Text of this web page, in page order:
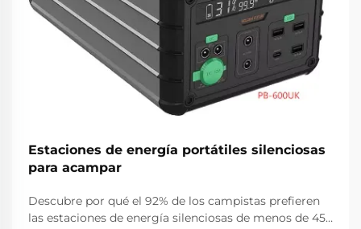
Estaciones de energía portátiles silenciosas
para acampar
Descubre por qué el 92% de los campistas prefieren
las estaciones de energía silenciosas de menos de 45